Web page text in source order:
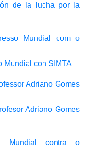
de la lucha por la
Mundial com o
Mundial con SIMTA
Adriano Gomes
Adriano Gomes
Mundial contra o